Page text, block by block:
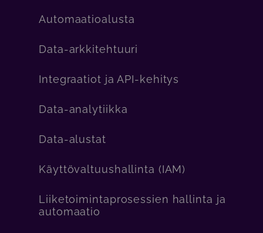
Automaatioalusta
Data-arkkitehtuuri
Integraatiot ja API-kehitys
Data-analytiikka
Data-alustat
Käyttövaltuushallinta (IAM)
Liiketoimintaprosessien hallinta ja
automaatio